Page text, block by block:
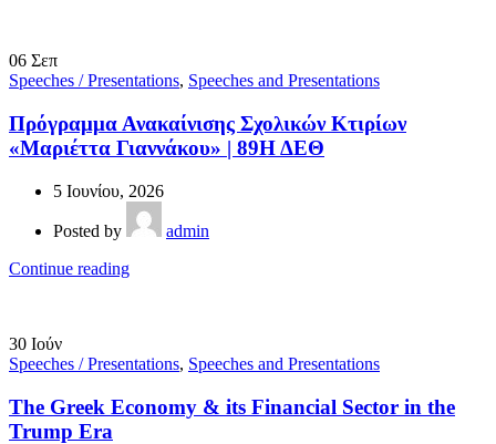
06 Σεπ
Speeches / Presentations, Speeches and Presentations
Πρόγραμμα Ανακαίνισης Σχολικών Κτιρίων
«Μαριέττα Γιαννάκου» | 89Η ΔΕΘ
5 Ιουνίου, 2026
Posted by
admin
Continue reading
30 Ιούν
Speeches / Presentations, Speeches and Presentations
The Greek Economy & its Financial Sector in the
Trump Era